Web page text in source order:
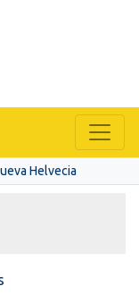
Helvecia